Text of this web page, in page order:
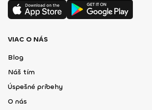
VIAC O NÁS
Blog
Náš tím
Úspešné príbehy
O nás